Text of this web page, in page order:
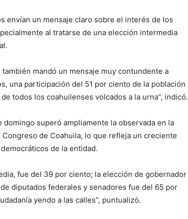
envían un mensaje claro sobre el interés de los
al tratarse de una elección intermedia
mandó un mensaje muy contundente a
una participación del 51 por ciento de la población
todos los coahuilenses volcados a la urna”, indicó.
superó ampliamente la observada en la
de Coahuila, lo que refleja un creciente
de la entidad.
fue del 39 por ciento; la elección de gobernador
diputados federales y senadores fue del 65 por
yendo a las calles”, puntualizó.